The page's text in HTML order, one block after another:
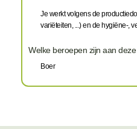
Je werkt volgens de
variëteiten, ...) en de hygiëne-,
Welke beroepen zijn aan
Boer